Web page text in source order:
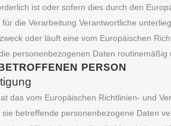
ist oder sofern dies durch den
die Verarbeitung Verantwortliche
oder läuft eine vom Europäischen
personenbezogenen Daten
PERSON
das vom Europäischen Richtlinien- und
betreffende personenbezogene Daten